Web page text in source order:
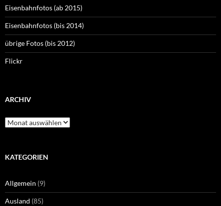
Eisenbahnfotos (ab 2015)
Eisenbahnfotos (bis 2014)
übrige Fotos (bis 2012)
Flickr
ARCHIV
Archiv
KATEGORIEN
Allgemein (9)
Ausland (85)